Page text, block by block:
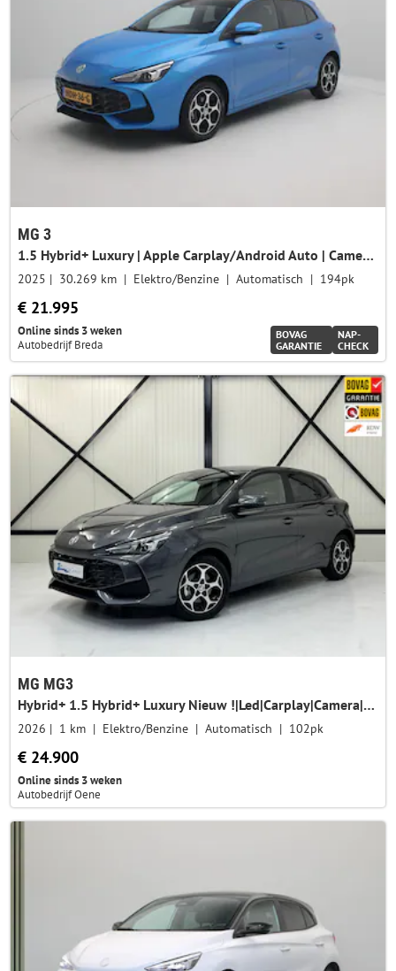
MG 3
1.5 Hybrid+ Luxury | Apple Carplay/Android Auto | Camera | Led Verlichting | Adaptieve Cruise Control |
2025 30.269 km Elektro/Benzine Automatisch 194pk
€ 21.995
Online sinds 3 weken
Autobedrijf Breda
BOVAG
GARANTIE
NAP-
CHECK
MG MG3
Hybrid+ 1.5 Hybrid+ Luxury Nieuw !|Led|Carplay|Camera|Stoelverwarming|Stuurverwarming|
2026 1 km Elektro/Benzine Automatisch 102pk
€ 24.900
Online sinds 3 weken
Autobedrijf Oene